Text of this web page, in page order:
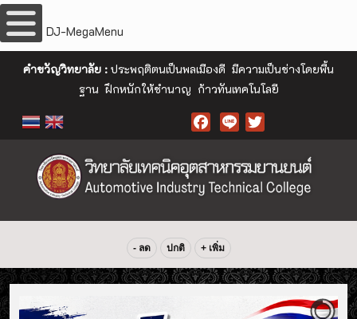
DJ-MegaMenu
คำขวัญวิทยาลัย : ประพฤติตนเป็นพลเมืองดี มีความเป็นช่างโดยพื้น
ฐาน ฝึกหนักให้ชำนาญ ก้าวทันเทคโนโลยี
- ลด ปกติ + เพิ่ม